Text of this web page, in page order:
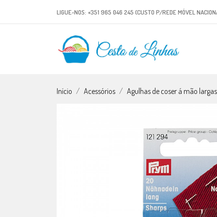
LIGUE-NOS: +351 965 046 245 (CUSTO P/REDE MÓVEL
Início Acessórios Agulhas de coser á mão